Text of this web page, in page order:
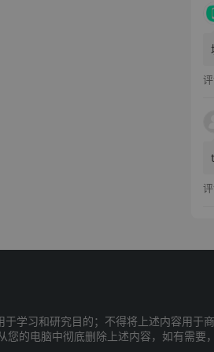
学习和研究目的；不得将上述内容用于
的电脑中彻底删除上述内容，如有需要